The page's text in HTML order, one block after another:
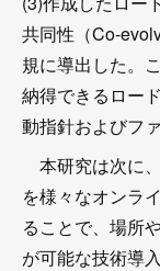
共同性（Co-
規に導出した。
納得できるロー
動指針およびフ
本研究は次に
を様々なオンラ
ることで、場所
が可能な技術導